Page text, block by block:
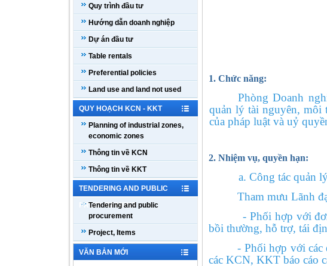
Quy trình đầu tư
Hướng dẫn doanh nghiệp
Dự án đầu tư
Table rentals
Preferential policies
Land use and land not used
QUY HOẠCH KCN - KKT
Planning of industrial zones,
economic zones
Thông tin về KCN
Thông tin về KKT
TENDERING AND PUBLIC
PROCUREMENT
Tendering and public
procurement
Project, Items
VĂN BẢN MỚI
1. Chức năng:
Phòng Doanh
quản lý tài nguyên, môi
của pháp luật và uỷ
2. Nhiệm vụ, quyền hạn:
a. Công tác quản lý,
Tham mưu Lãnh
- Phối hợp với đơn vị,
bồi thường, hỗ trợ, tái
- Phối hợp với các cơ
các KCN, KKT báo cáo